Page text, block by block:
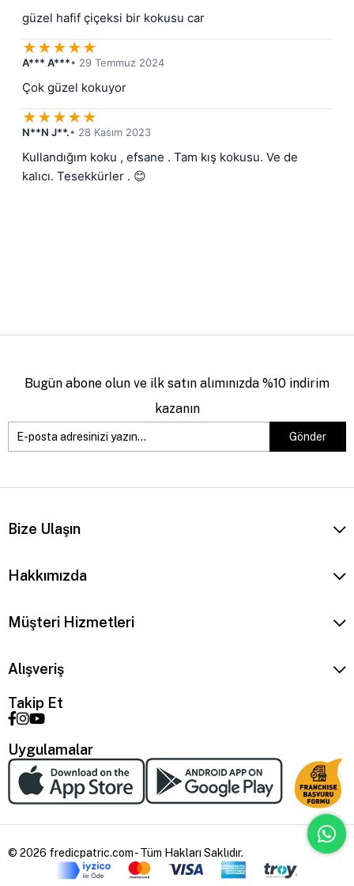
güzel hafif çiçeksi bir kokusu car
★★★★★
A*** A***• 29 Temmuz 2024
Çok güzel kokuyor
★★★★★
N**N J**.• 28 Kasım 2023
Kullandığım koku , efsane . Tam kış kokusu. Ve de
kalıcı. Tesekkürler . 😊
Bugün abone olun ve ilk satın alımınızda %10 indirim
kazanın
Gönder
Bize Ulaşın
Hakkımızda
Müşteri Hizmetleri
Alışveriş
Takip Et
Uygulamalar
© 2026 fredicpatric.com - Tüm Hakları Saklıdır.